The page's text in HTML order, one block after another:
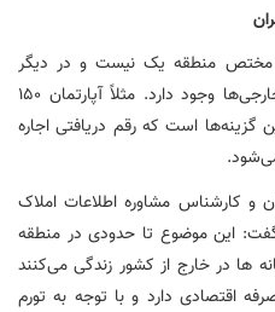
مختص منطقه یک نیست و در دیگر
نقاط پایتخت فایل‌های زیادی برای خارجی‌ها وجود دارد. مثلاً آپارتمان ۱۵۰
است که رقم دریافتی اجاره
و کارشناس مشاوره اطلاعات املاک
این موضوع تا حدودی در منطقه
ها در خارج از کشور زندگی می‌کنند
صرفه اقتصادی دارد و با توجه به تورم